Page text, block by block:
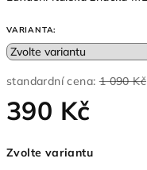
VARIANTA:
standardní cena: 1 090 Kč
390 Kč
cena:
Zvolte variantu